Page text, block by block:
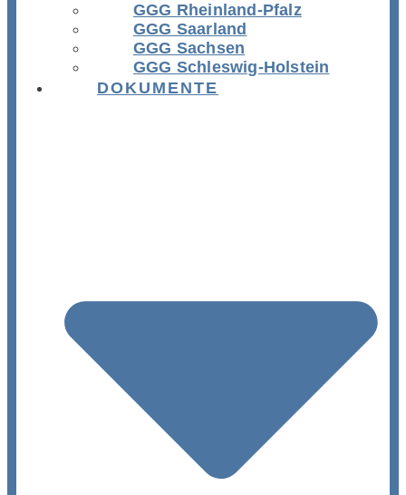
GGG Rheinland-Pfalz
GGG Saarland
GGG Sachsen
GGG Schleswig-Holstein
DOKUMENTE